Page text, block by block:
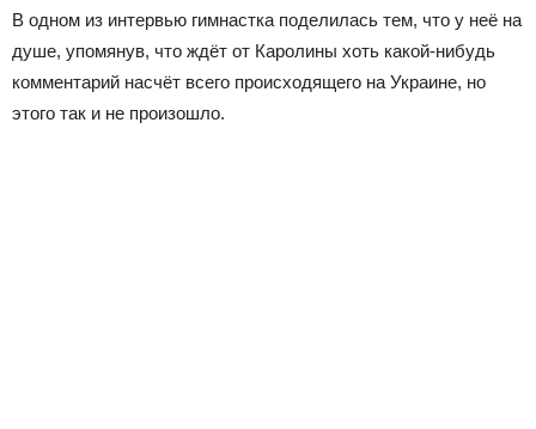
В одном из интервью гимнастка поделилась тем, что у неё на
душе, упомянув, что ждёт от Каролины хоть какой-нибудь
комментарий насчёт всего происходящего на Украине, но
этого так и не произошло.